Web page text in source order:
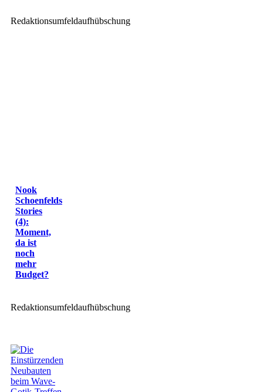
Redaktionsumfeldaufhübschung
Nook
Schoenfelds
Stories
(4):
Moment,
da ist
noch
mehr
Budget?
Redaktionsumfeldaufhübschung